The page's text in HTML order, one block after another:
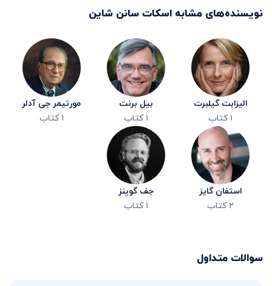
نویسنده‌های مشابه اسکات سانن شاین
الیزابت گیلبرت
۱ کتاب
بیل برنت
۱ کتاب
مورتیمر جی آدلر
۱ کتاب
استفان گایز
۲ کتاب
جف گوینز
۱ کتاب
سوالات متداول